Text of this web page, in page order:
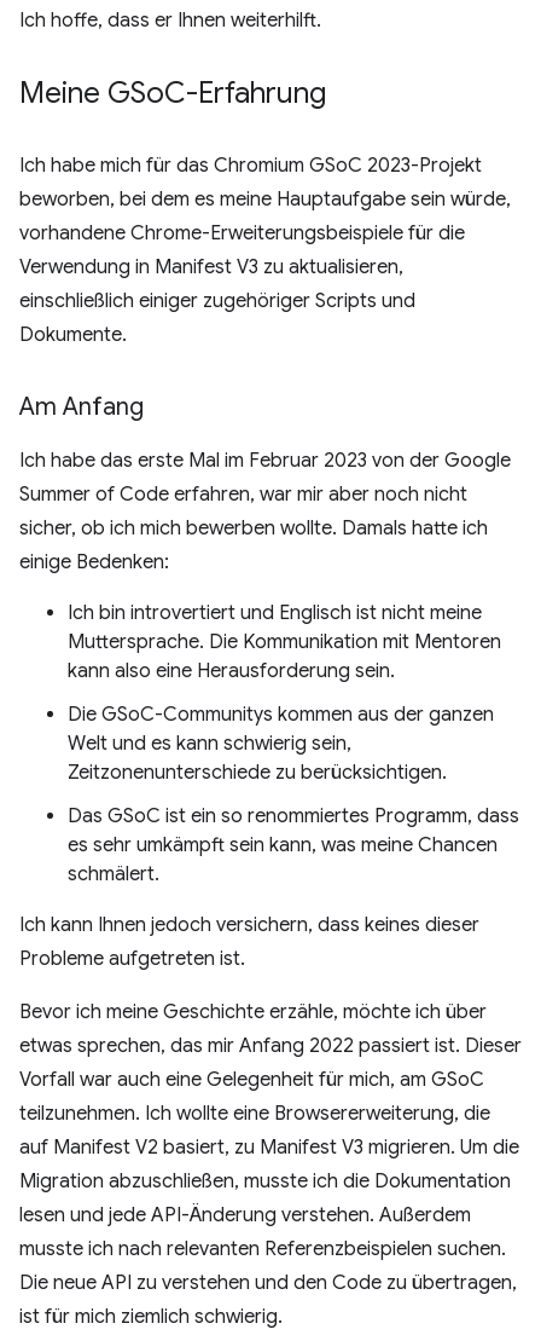
Ich hoffe, dass er Ihnen weiterhilft.
Meine GSoC-Erfahrung
Ich habe mich für das Chromium GSoC 2023-Projekt
beworben, bei dem es meine Hauptaufgabe sein würde,
vorhandene Chrome-Erweiterungsbeispiele für die
Verwendung in Manifest V3 zu aktualisieren,
einschließlich einiger zugehöriger Scripts und
Dokumente.
Am Anfang
Ich habe das erste Mal im Februar 2023 von der Google
Summer of Code erfahren, war mir aber noch nicht
sicher, ob ich mich bewerben wollte. Damals hatte ich
einige Bedenken:
Ich bin introvertiert und Englisch ist nicht meine
Muttersprache. Die Kommunikation mit Mentoren
kann also eine Herausforderung sein.
Die GSoC-Communitys kommen aus der ganzen
Welt und es kann schwierig sein,
Zeitzonenunterschiede zu berücksichtigen.
Das GSoC ist ein so renommiertes Programm, dass
es sehr umkämpft sein kann, was meine Chancen
schmälert.
Ich kann Ihnen jedoch versichern, dass keines dieser
Probleme aufgetreten ist.
Bevor ich meine Geschichte erzähle, möchte ich über
etwas sprechen, das mir Anfang 2022 passiert ist. Dieser
Vorfall war auch eine Gelegenheit für mich, am GSoC
teilzunehmen. Ich wollte eine Browsererweiterung, die
auf Manifest V2 basiert, zu Manifest V3 migrieren. Um die
Migration abzuschließen, musste ich die Dokumentation
lesen und jede API-Änderung verstehen. Außerdem
musste ich nach relevanten Referenzbeispielen suchen.
Die neue API zu verstehen und den Code zu übertragen,
ist für mich ziemlich schwierig.